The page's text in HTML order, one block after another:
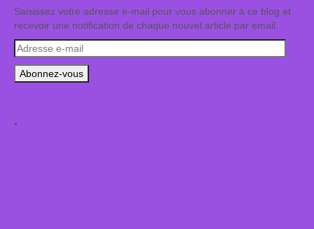
Saisissez votre adresse e-mail pour vous abonner à ce blog et
recevoir une notification de chaque nouvel article par email.
Adresse
e-
mail
.